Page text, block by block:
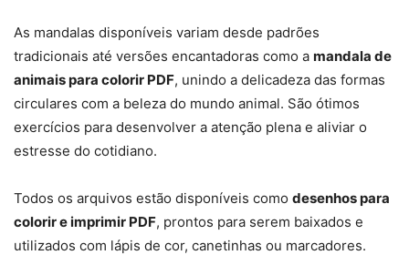
As mandalas disponíveis variam desde padrões
tradicionais até versões encantadoras como a mandala de
animais para colorir PDF, unindo a delicadeza das formas
circulares com a beleza do mundo animal. São ótimos
exercícios para desenvolver a atenção plena e aliviar o
estresse do cotidiano.
Todos os arquivos estão disponíveis como desenhos para
colorir e imprimir PDF, prontos para serem baixados e
utilizados com lápis de cor, canetinhas ou marcadores.